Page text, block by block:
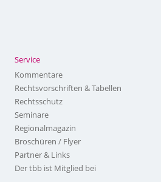
Service
Kommentare
Rechtsvorschriften & Tabellen
Rechtsschutz
Seminare
Regionalmagazin
Broschüren / Flyer
Partner & Links
Der tbb ist Mitglied bei